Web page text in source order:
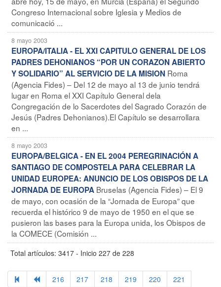
Congreso Internacional sobre Iglesia y Medios de
comunicació ...
8 mayo 2003
EUROPA/ITALIA - EL XXI CAPITULO GENERAL DE LOS
PADRES DEHONIANOS “POR UN CORAZON ABIERTO
Y SOLIDARIO” AL SERVICIO DE LA MISION Roma
(Agencia Fides) – Del 12 de mayo al 13 de junio tendrá
lugar en Roma el XXI Capítulo General dela
Congregación de lo Sacerdotes del Sagrado Corazón de
Jesús (Padres Dehonianos).El Capítulo se desarrollara
en ...
8 mayo 2003
EUROPA/BELGICA - EN EL 2004 PEREGRINACIÓN A
SANTIAGO DE COMPOSTELA PARA CELEBRAR LA
UNIDAD EUROPEA: ANUNCIO DE LOS OBISPOS DE LA
JORNADA DE EUROPA Bruselas (Agencia Fides) – El 9
de mayo, con ocasión de la “Jornada de Europa” que
recuerda el histórico 9 de mayo de 1950 en el que se
pusieron las bases para la Europa unida, los Obispos de
la COMECE (Comisión ...
Total artículos: 3417 - Inicio 227 de 228
216 217 218 219 220
221